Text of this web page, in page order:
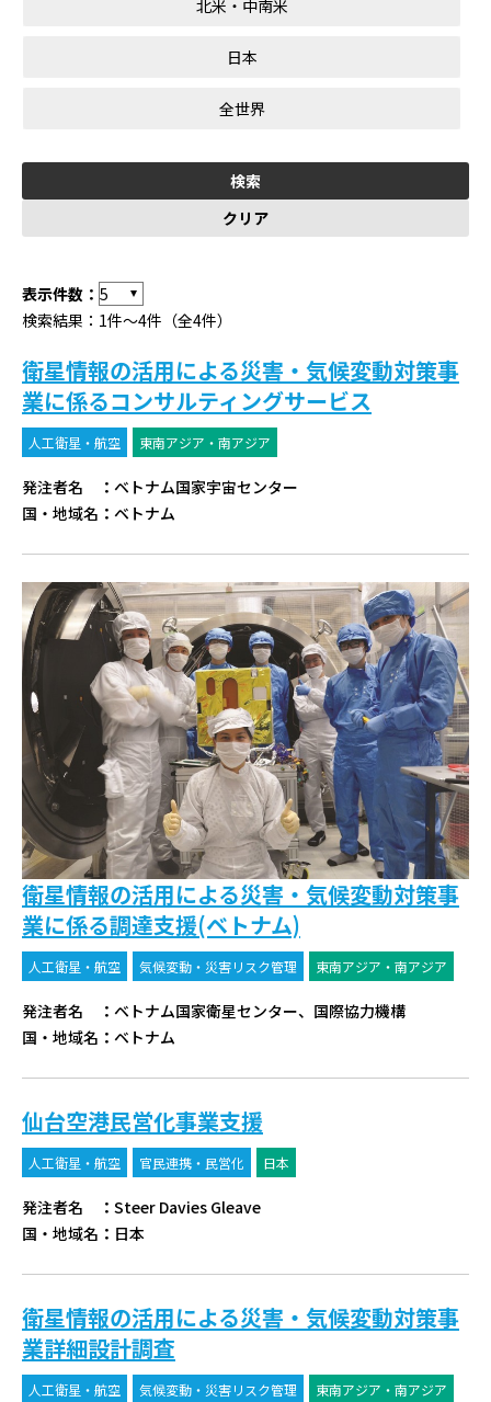
北米・中南米
日本
全世界
表示件数：
検索結果：1件～4件（全4件）
衛星情報の活用による災害・気候変動対策事
業に係るコンサルティングサービス
人工衛星・航空 東南アジア・南アジア
発注者名 ： ベトナム国家宇宙センター
国・地域名 ： ベトナム
衛星情報の活用による災害・気候変動対策事
業に係る調達支援(ベトナム)
人工衛星・航空 気候変動・災害リスク管理 東南アジア・南アジア
発注者名 ： ベトナム国家衛星センター、国際協力機構
国・地域名 ： ベトナム
仙台空港民営化事業支援
人工衛星・航空 官民連携・民営化 日本
発注者名 ： Steer Davies Gleave
国・地域名 ： 日本
衛星情報の活用による災害・気候変動対策事
業詳細設計調査
人工衛星・航空 気候変動・災害リスク管理 東南アジア・南アジア